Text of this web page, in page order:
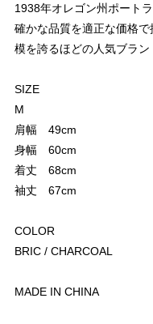
1938年オレゴン州ポート
確かな品質を適正な価格
模を誇るほどの人気ブラン
SIZE
M
肩幅 49cm
身幅 60cm
着丈 68cm
袖丈 67cm
COLOR
BRIC / CHARCOAL
MADE IN CHINA